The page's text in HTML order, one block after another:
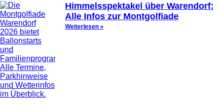
Himmelsspektakel über Warendorf:
Alle Infos zur Montgolfiade
Weiterlesen »